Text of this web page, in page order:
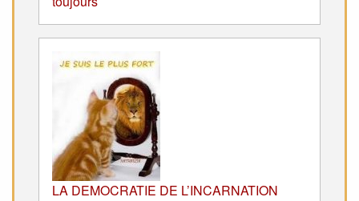
LA DEMOCRATIE DE L’INCARNATION